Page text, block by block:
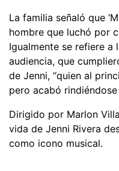
La familia señaló que
hombre que luchó por
Igualmente se refiere a
audiencia, que
de Jenni, “quien al
pero acabó
Dirigido por Marlon
vida de Jenni Rivera
como icono musical.